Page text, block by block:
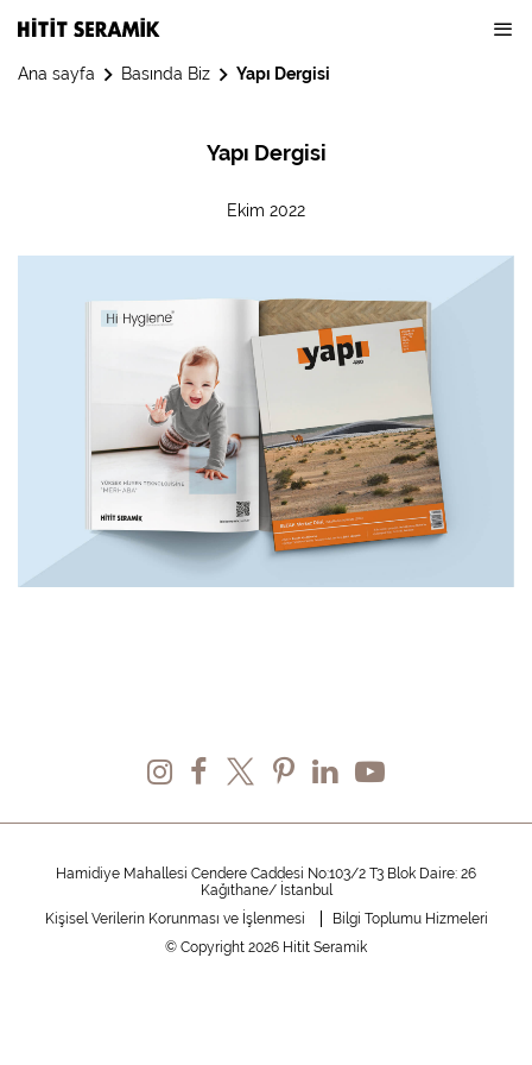
Ana sayfa Basında Biz Yapı Dergisi
Yapı Dergisi
Ekim 2022
Hamidiye Mahallesi Cendere Caddesi No:103/2 T3 Blok Daire: 26
Kağıthane/ İstanbul
Kişisel Verilerin Korunması ve İşlenmesi
Bilgi Toplumu Hizmeleri
© Copyright 2026 Hitit Seramik